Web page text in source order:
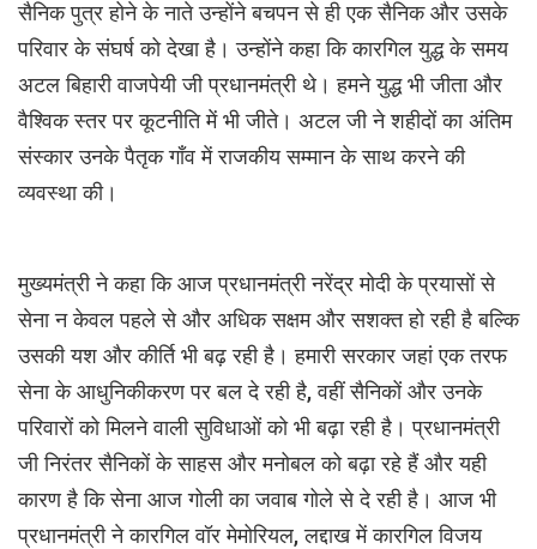
सैनिक पुत्र होने के नाते उन्होंने बचपन से ही एक सैनिक और उसके
परिवार के संघर्ष को देखा है। उन्होंने कहा कि कारगिल युद्ध के समय
अटल बिहारी वाजपेयी जी प्रधानमंत्री थे। हमने युद्ध भी जीता और
वैश्विक स्तर पर कूटनीति में भी जीते। अटल जी ने शहीदों का अंतिम
संस्कार उनके पैतृक गाँव में राजकीय सम्मान के साथ करने की
व्यवस्था की।
मुख्यमंत्री ने कहा कि आज प्रधानमंत्री नरेंद्र मोदी के प्रयासों से
सेना न केवल पहले से और अधिक सक्षम और सशक्त हो रही है बल्कि
उसकी यश और कीर्ति भी बढ़ रही है। हमारी सरकार जहां एक तरफ
सेना के आधुनिकीकरण पर बल दे रही है, वहीं सैनिकों और उनके
परिवारों को मिलने वाली सुविधाओं को भी बढ़ा रही है। प्रधानमंत्री
जी निरंतर सैनिकों के साहस और मनोबल को बढ़ा रहे हैं और यही
कारण है कि सेना आज गोली का जवाब गोले से दे रही है। आज भी
प्रधानमंत्री ने कारगिल वॉर मेमोरियल, लद्दाख में कारगिल विजय